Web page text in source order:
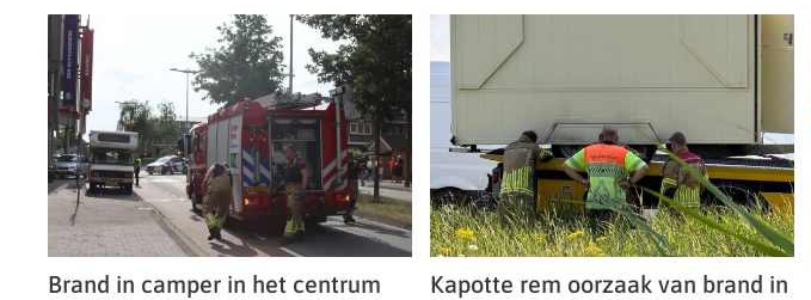
Brand in camper in het centrum
Kapotte rem oorzaak van brand in